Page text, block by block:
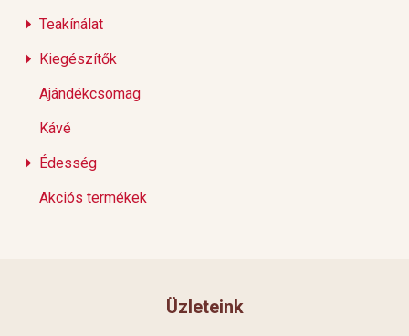
Teakínálat
Kiegészítők
Ajándékcsomag
Kávé
Édesség
Akciós termékek
Üzleteink